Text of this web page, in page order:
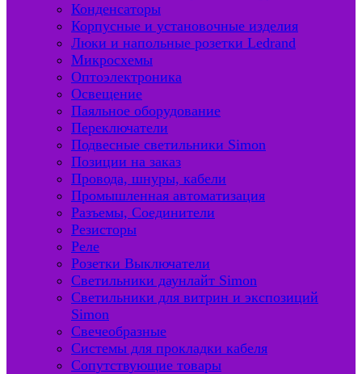
Конденсаторы
Корпусные и установочные изделия
Люки и напольные розетки Ledrand
Микросхемы
Оптоэлектроника
Освещение
Паяльное оборудование
Переключатели
Подвесные светильники Simon
Позиции на заказ
Провода, шнуры, кабели
Промышленная автоматизация
Разъемы, Соединители
Резисторы
Реле
Розетки Выключатели
Светильники даунлайт Simon
Светильники для витрин и экспозиций
Simon
Свечеобразные
Системы для прокладки кабеля
Сопутствующие товары